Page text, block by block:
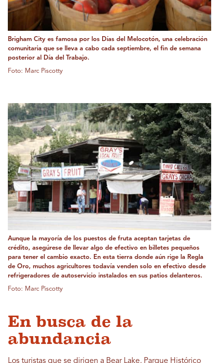
Brigham City es famosa por los Días del Melocotón, una celebración
comunitaria que se lleva a cabo cada septiembre, el fin de semana
posterior al Día del Trabajo.
Foto: Marc Piscotty
Aunque la mayoría de los puestos de fruta aceptan tarjetas de
crédito, asegúrese de llevar algo de efectivo en billetes pequeños
para tener el cambio exacto. En esta tierra donde aún rige la Regla
de Oro, muchos agricultores todavía venden solo en efectivo desde
refrigeradores de autoservicio instalados en sus patios delanteros.
Foto: Marc Piscotty
En busca de la
abundancia
Los turistas que se dirigen a Bear Lake, Parque Histórico